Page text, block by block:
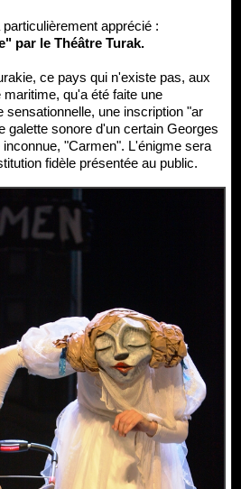
apprécié :
par le Théâtre Turak.
ce pays qui n'existe pas, aux
qu'a été faite une
sensationnelle, une inscription "ar
galette sonore d'un certain Georges
"Carmen". L'énigme sera
fidèle présentée au public.